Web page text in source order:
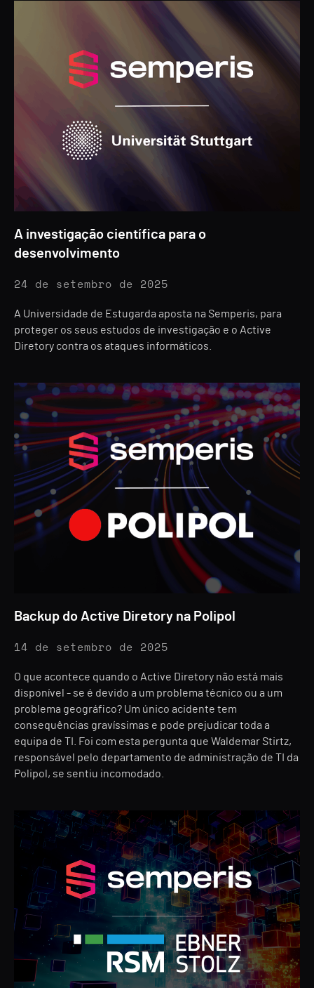
A investigação científica para o
desenvolvimento
24 de setembro de 2025
A Universidade de Estugarda aposta na Semperis, para
proteger os seus estudos de investigação e o Active
Diretory contra os ataques informáticos.
Backup do Active Diretory na Polipol
14 de setembro de 2025
O que acontece quando o Active Diretory não está mais
disponível - se é devido a um problema técnico ou a um
problema geográfico? Um único acidente tem
consequências gravíssimas e pode prejudicar toda a
equipa de TI. Foi com esta pergunta que Waldemar Stirtz,
responsável pelo departamento de administração de TI da
Polipol, se sentiu incomodado.